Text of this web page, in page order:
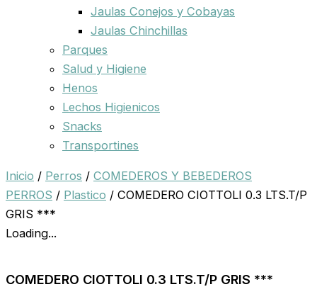
Jaulas Conejos y Cobayas
Jaulas Chinchillas
Parques
Salud y Higiene
Henos
Lechos Higienicos
Snacks
Transportines
Inicio / Perros / COMEDEROS Y BEBEDEROS
PERROS / Plastico / COMEDERO CIOTTOLI 0.3 LTS.T/P
GRIS ***
Loading...
COMEDERO CIOTTOLI 0.3 LTS.T/P GRIS ***